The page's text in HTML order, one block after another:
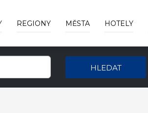
REGIONY MĚSTA HOTELY
HLEDAT